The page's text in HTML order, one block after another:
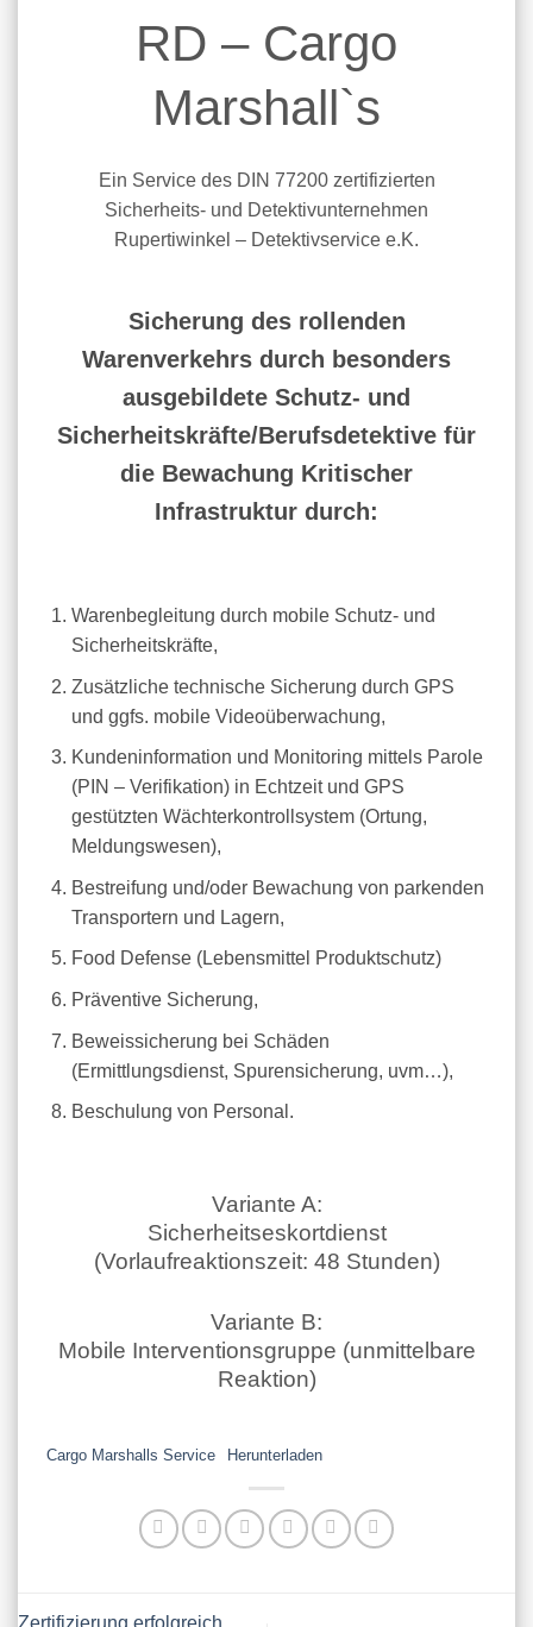
RD – Cargo
Marshall`s
Ein Service des DIN 77200 zertifizierten
Sicherheits- und Detektivunternehmen
Rupertiwinkel – Detektivservice e.K.
Sicherung des rollenden
Warenverkehrs durch besonders
ausgebildete Schutz- und
Sicherheitskräfte/Berufsdetektive für
die Bewachung Kritischer
Infrastruktur durch:
Warenbegleitung durch mobile Schutz- und
Sicherheitskräfte,
Zusätzliche technische Sicherung durch GPS
und ggfs. mobile Videoüberwachung,
Kundeninformation und Monitoring mittels Parole
(PIN – Verifikation) in Echtzeit und GPS
gestützten Wächterkontrollsystem (Ortung,
Meldungswesen),
Bestreifung und/oder Bewachung von parkenden
Transportern und Lagern,
Food Defense (Lebensmittel Produktschutz)
Präventive Sicherung,
Beweissicherung bei Schäden
(Ermittlungsdienst, Spurensicherung, uvm…),
Beschulung von Personal.
Variante A:
Sicherheitseskortdienst
(Vorlaufreaktionszeit: 48 Stunden)
Variante B:
Mobile Interventionsgruppe (unmittelbare
Reaktion)
Cargo Marshalls Service Herunterladen
Zertifizierung erfolgreich